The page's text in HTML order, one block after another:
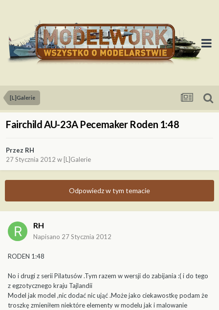
[L]Galerie
Fairchild AU-23A Pecemaker Roden 1:48
Przez RH
27 Stycznia 2012 w [L]Galerie
Odpowiedz w tym temacie
RH
Napisano 27 Stycznia 2012
RODEN 1:48
No i drugi z serii Pilatusów .Tym razem w wersji do zabijania :( i do tego
z egzotycznego kraju Tajlandii
Model jak model ,nic dodać nic ująć .Może jako ciekawostkę podam że
troszkę zmieniłem niektóre elementy w modelu jak i malowanie